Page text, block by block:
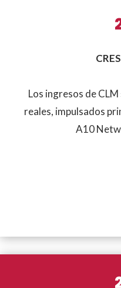
Los ingresos de
reales, impulsados
A10